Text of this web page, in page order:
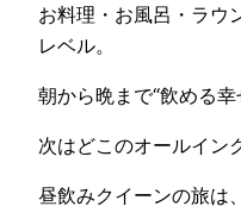
お料理・お風呂・ラウ
レベル。
朝から晩まで“飲める幸
次はどこのオールイン
昼飲みクイーンの旅は